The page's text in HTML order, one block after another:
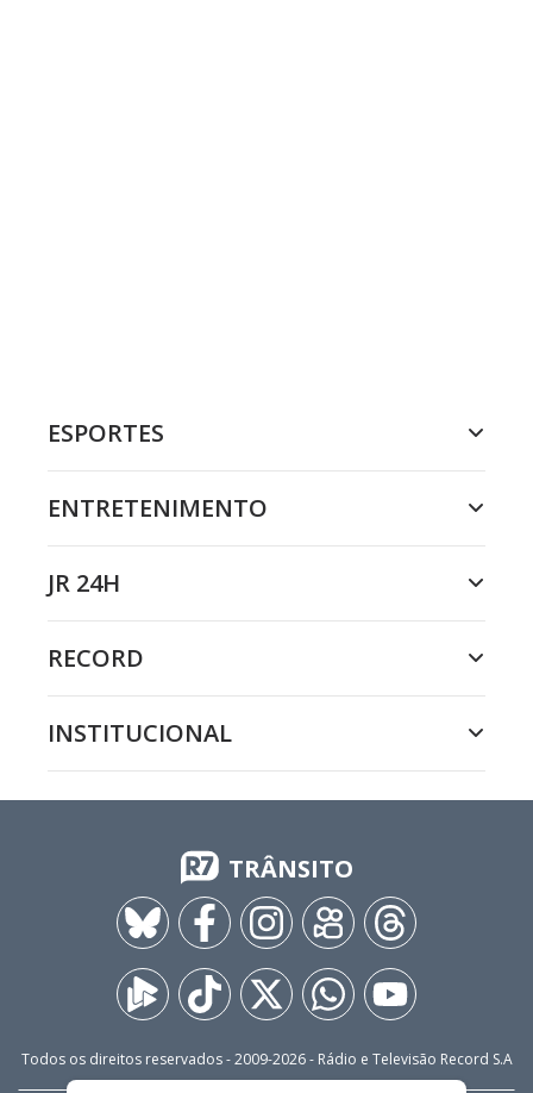
ESPORTES
ENTRETENIMENTO
JR 24H
RECORD
INSTITUCIONAL
TRÂNSITO
Todos os direitos reservados - 2009-2026- Rádio e Televisão Record S.A